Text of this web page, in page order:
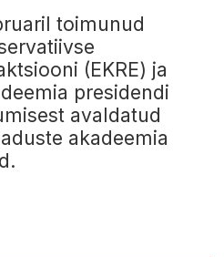
toimunud
(EKRE) ja
presidendi
avaldatud
akadeemia